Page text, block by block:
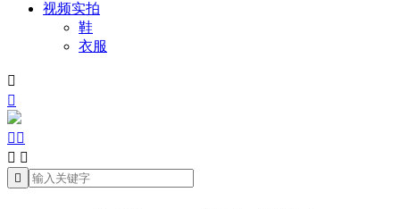
视频实拍
鞋
衣服


 
 
